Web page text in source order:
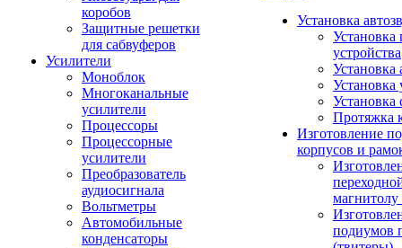
коробов
Защитные решетки
для сабвуферов
Усилители
Моноблок
Многоканальные
усилители
Процессоры
Процессорные
усилители
Преобразователь
аудиосигнала
Вольтметры
Автомобильные
конденсаторы
Установка
Установка
устройства
Установка
Установка
Установка
Протяжка
Изготовление
корпусов и
подиумов